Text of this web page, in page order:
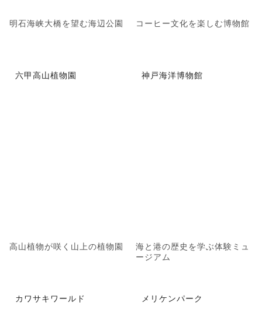
明石海峡大橋を望む海辺公園 コーヒー文化を楽しむ博物館
六甲高山植物園
高山植物が咲く山上の植物園
神戸海洋博物館
海と港の歴史を学ぶ体験ミュ
ージアム
カワサキワールド メリケンパーク